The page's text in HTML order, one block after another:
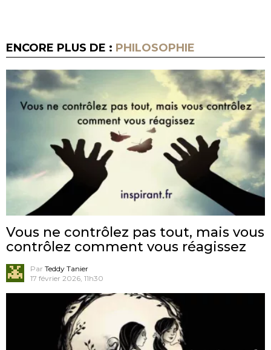
ENCORE PLUS DE : PHILOSOPHIE
Vous ne contrôlez pas tout, mais vous
contrôlez comment vous réagissez
Par Teddy Tanier
17 février 2026, 11h30